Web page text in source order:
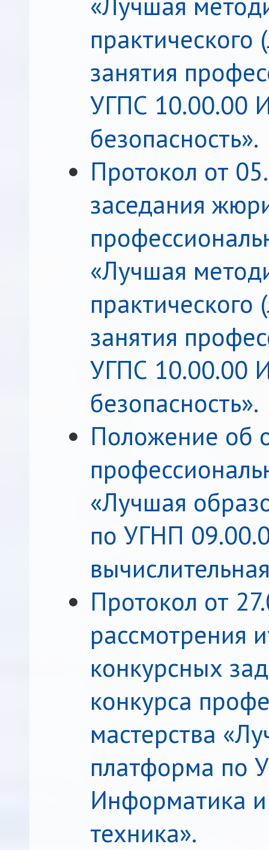
практического
занятия
УГПС 10.00.00
безопасность».
Протокол от
заседания
«Лучшая
практического
занятия
УГПС 10.00.00
безопасность».
Положение об
«Лучшая
по УГНП
Протокол от
рассмотрения
конкурсных
конкурса
мастерства
платформа по
Информатика
техника».